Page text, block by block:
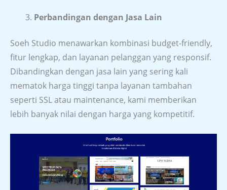
Perbandingan dengan Jasa Lain
Soeh Studio menawarkan kombinasi budget-friendly,
fitur lengkap, dan layanan pelanggan yang responsif.
Dibandingkan dengan jasa lain yang sering kali
mematok harga tinggi tanpa layanan tambahan
seperti SSL atau maintenance, kami memberikan
lebih banyak nilai dengan harga yang kompetitif.